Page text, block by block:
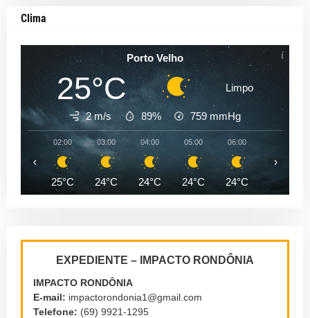
Clima
Porto Velho
25°C Limpo
2 m/s 89% 759 mmHg
02:00
25°C
03:00
24°C
04:00
24°C
05:00
24°C
06:00
24°C
‹ ›
EXPEDIENTE – IMPACTO RONDÔNIA
IMPACTO RONDÔNIA
E-mail: impactorondonia1@gmail.com
Telefone: (69) 9921-1295